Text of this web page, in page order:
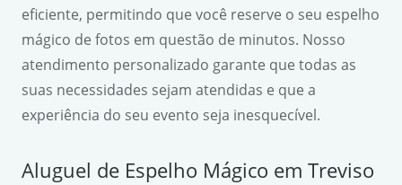
eficiente, permitindo que você reserve o seu espelho
mágico de fotos em questão de minutos. Nosso
atendimento personalizado garante que todas as
suas necessidades sejam atendidas e que a
experiência do seu evento seja inesquecível.
Aluguel de Espelho Mágico em Treviso